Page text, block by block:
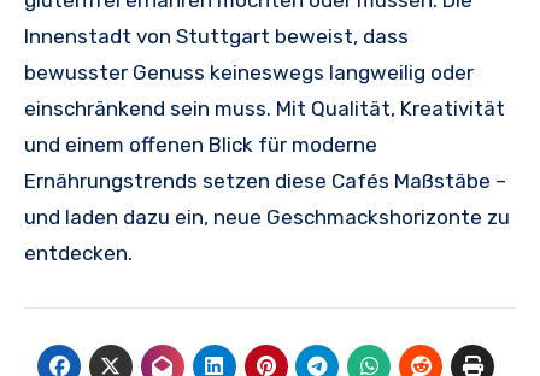
Innenstadt von Stuttgart beweist, dass
bewusster Genuss keineswegs langweilig oder
einschränkend sein muss. Mit Qualität, Kreativität
und einem offenen Blick für moderne
Ernährungstrends setzen diese Cafés Maßstäbe –
und laden dazu ein, neue Geschmackshorizonte zu
entdecken.